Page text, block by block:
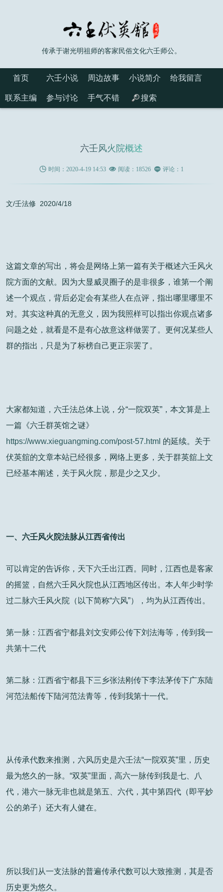
传承于谢光明祖师的客家民俗文化六壬师公。
首页 六壬小说 周边故事 小说简介 给我留言
联系主编 参与讨论 手气不错 搜索
六壬风火院概述
 时间：2020-4-19 14:53  阅读：18526  评论：1
文/壬法修 2020/4/18
这篇文章的写出，将会是网络上第一篇有关于概述六壬风火
院方面的文献。因为大显威灵圈子的是非很多，谁第一个阐
述一个观点，背后必定会有某些人在点评，指出哪里哪里不
对。其实这种真的无意义，因为我照样可以指出你观点诸多
问题之处，就看是不是有心故意这样做罢了。更何况某些人
群的指出，只是为了标榜自己更正宗罢了。
大家都知道，六壬法总体上说，分“一院双英”，本文算是上
一篇《六壬群英馆之谜》
https://www.xieguangming.com/post-57.html 的延续。关于
伏英舘的文章本站已经很多，网络上更多，关于群英舘上文
已经基本阐述，关于风火院，那是少之又少。
一、六壬风火院法脉从江西省传出
可以肯定的告诉你，天下六壬出江西。同时，江西也是客家
的摇篮，自然六壬风火院也从江西地区传出。本人年少时学
过二脉六壬风火院（以下简称“六风”），均为从江西传出。
第一脉：江西省宁都县刘文安师公传下刘法海等，传到我一
共第十二代
第二脉：江西省宁都县下三乡张法刚传下李法茅传下广东陆
河范法船传下陆河范法青等，传到我第十一代。
从传承代数来推测，六风历史是六壬法“一院双英”里，历史
最为悠久的一脉。“双英”里面，高六一脉传到我是七、八
代，港六一脉无非也就是第五、六代，其中第四代（即平妙
公的弟子）还大有人健在。
所以我们从一支法脉的普遍传承代数可以大致推测，其是否
历史更为悠久。